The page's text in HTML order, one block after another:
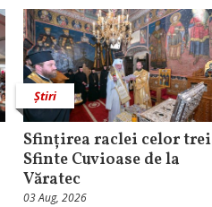
Știri
Sfințirea raclei celor trei
Sfinte Cuvioase de la
Văratec
03 Aug, 2026